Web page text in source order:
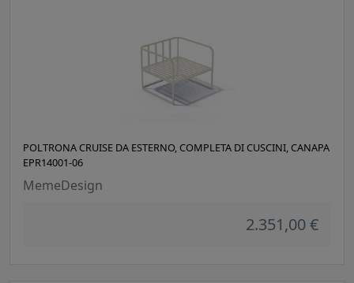
POLTRONA CRUISE DA ESTERNO, COMPLETA DI CUSCINI, CANAPA
EPR14001-06
MemeDesign
2.351,00 €